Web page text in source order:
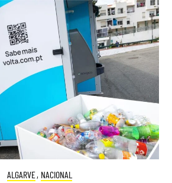
ALGARVE, NACIONAL